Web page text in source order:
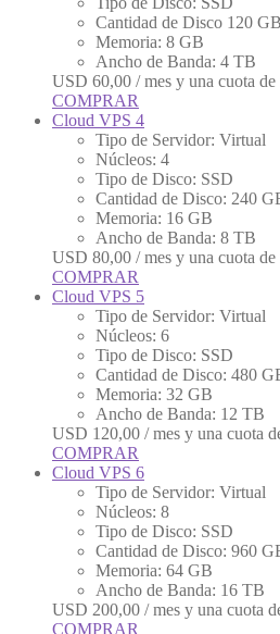
Cantidad de Disco 120 GB
Memoria: 8 GB
Ancho de Banda: 4 TB
USD 60,00 / mes y una cuota
COMPRAR
Cloud VPS 4
Tipo de Servidor: Virtual
Núcleos: 4
Tipo de Disco: SSD
Cantidad de Disco: 240
Memoria: 16 GB
Ancho de Banda: 8 TB
USD 80,00 / mes y una cuota
COMPRAR
Cloud VPS 5
Tipo de Servidor: Virtual
Núcleos: 6
Tipo de Disco: SSD
Cantidad de Disco: 480
Memoria: 32 GB
Ancho de Banda: 12 TB
USD 120,00 / mes y una cuota
COMPRAR
Cloud VPS 6
Tipo de Servidor: Virtual
Núcleos: 8
Tipo de Disco: SSD
Cantidad de Disco: 960
Memoria: 64 GB
Ancho de Banda: 16 TB
USD 200,00 / mes y una cuota
COMPRAR